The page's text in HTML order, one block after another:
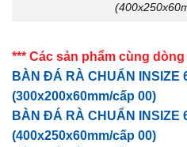
*** Các sản phẩm cùng dòng
BÀN ĐÁ RÀ CHUẨN INSIZE
(300x200x60mm/cấp 00)
BÀN ĐÁ RÀ CHUẨN INSIZE
(400x250x60mm/cấp 00)